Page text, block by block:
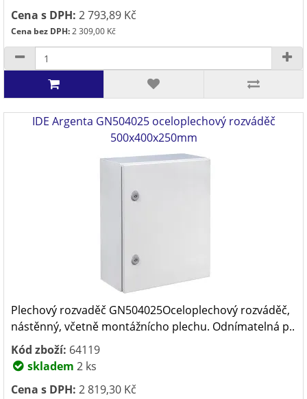
Cena s DPH: 2 793,89 Kč
Cena bez DPH:2 309,00 Kč
IDE Argenta GN504025 oceloplechový rozváděč
500x400x250mm
Plechový rozvaděč GN504025Oceloplechový rozváděč,
nástěnný, včetně montážnícho plechu. Odnímatelná p..
Kód zboží: 64119
skladem 2 ks
Cena s DPH: 2 819,30 Kč